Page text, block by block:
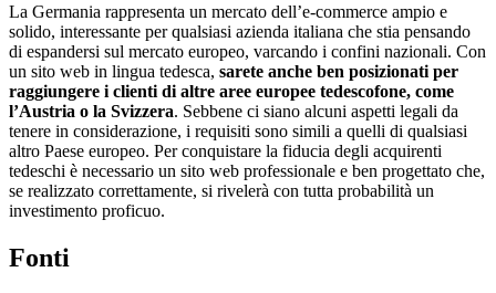
La Germania rappresenta un mercato dell’e-commerce ampio e
solido, interessante per qualsiasi azienda italiana che stia pensando
di espandersi sul mercato europeo, varcando i confini nazionali. Con
un sito web in lingua tedesca, sarete anche ben posizionati per
raggiungere i clienti di altre aree europee tedescofone, come
l’Austria o la Svizzera. Sebbene ci siano alcuni aspetti legali da
tenere in considerazione, i requisiti sono simili a quelli di qualsiasi
altro Paese europeo. Per conquistare la fiducia degli acquirenti
tedeschi è necessario un sito web professionale e ben progettato che,
se realizzato correttamente, si rivelerà con tutta probabilità un
investimento proficuo.
Fonti